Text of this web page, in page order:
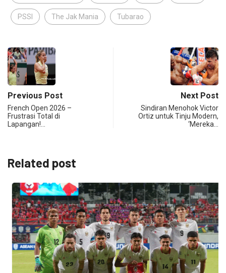
PSSI The Jak Mania Tubarao
Previous Post
French Open 2026 –
Frustrasi Total di
Lapangan!…
Next Post
Sindiran Menohok Victor
Ortiz untuk Tinju Modern,
‘Mereka…
Related post